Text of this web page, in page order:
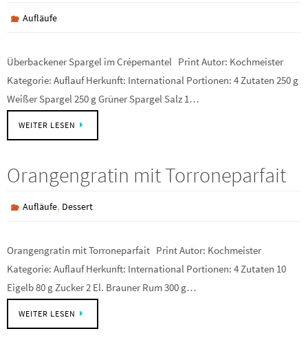
Aufläufe
Überbackener Spargel im Crépemantel Print Autor: Kochmeister
Kategorie: Auflauf Herkunft: International Portionen: 4 Zutaten 250 g
Weißer Spargel 250 g Grüner Spargel Salz 1…
WEITER LESEN
Orangengratin mit Torroneparfait
Aufläufe, Dessert
Orangengratin mit Torroneparfait Print Autor: Kochmeister
Kategorie: Auflauf Herkunft: International Portionen: 4 Zutaten 10
Eigelb 80 g Zucker 2 El. Brauner Rum 300 g…
WEITER LESEN